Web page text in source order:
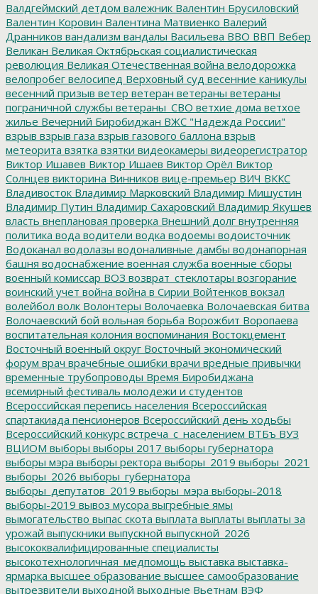
Валдгеймский детдом валежник Валентин Брусиловский
Валентин Коровин Валентина Матвиенко Валерий
Дранников вандализм вандалы Васильева ВВО ВВП Вебер
Великан Великая Октябрьская социалистическая
революция Великая Отечественная война велодорожка
велопробег велосипед Верховный суд весенние каникулы
весенний призыв ветер ветеран ветераны ветераны
пограничной службы ветераны_СВО ветхие дома ветхое
жилье Вечерний Биробиджан ВЖС "Надежда России"
взрыв взрыв газа взрыв газового баллона взрыв
метеорита взятка взятки видеокамеры видеорегистратор
Виктор Ишавев Виктор Ишаев Виктор Орёл Виктор
Солнцев викторина Винников вице-премьер ВИЧ ВККС
Владивосток Владимир Марковский Владимир Мишустин
Владимир Путин Владимир Сахаровский Владимир Якушев
власть внеплановая проверка Внешний долг внутренняя
политика вода водители водка водоемы водоисточник
Водоканал водолазы водоналивные дамбы водонапорная
башня водоснабжение военная служба военные сборы
военный комиссар ВОЗ возврат_стеклотары возгорание
воинский учет война война в Сирии Войтенков вокзал
волейбол волк Волонтеры Волочаевка Волочаевская битва
Волочаевский бой вольная борьба Ворожбит Воропаева
воспитательная колония воспоминания Востокцемент
Восточный военный округ Восточный экономический
форум врач врачебные ошибки врачи вредные привычки
временные трубопроводы Время Биробиджана
всемирный фестиваль молодежи и студентов
Всероссийская перепись населения Всероссийская
спартакиада пенсионеров Всероссийский день ходьбы
Всероссийский конкурс встреча_с_населением ВТБъ ВУЗ
ВЦИОМ выборы выборы 2017 выборы губернатора
выборы мэра выборы ректора выборы_2019 выборы_2021
выборы_2026 выборы_губернатора
выборы_депутатов_2019 выборы_мэра выборы-2018
выборы-2019 вывоз мусора выгребные ямы
вымогательство выпас скота выплата выплаты выплаты за
урожай выпускники выпускной выпускной_2026
высококвалифицированные специалисты
высокотехнологичная_медпомощь выставка выставка-
ярмарка высшее образование высшее самообразование
вытрезвители выходной выходные Вьетнам ВЭФ